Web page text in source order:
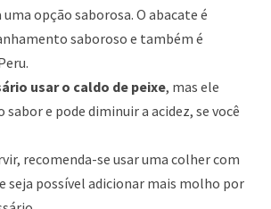
opção saborosa. O abacate é
saboroso e também é
usar o caldo de peixe, mas ele
e pode diminuir a acidez, se você
recomenda-se usar uma colher com
seja possível adicionar mais molho por